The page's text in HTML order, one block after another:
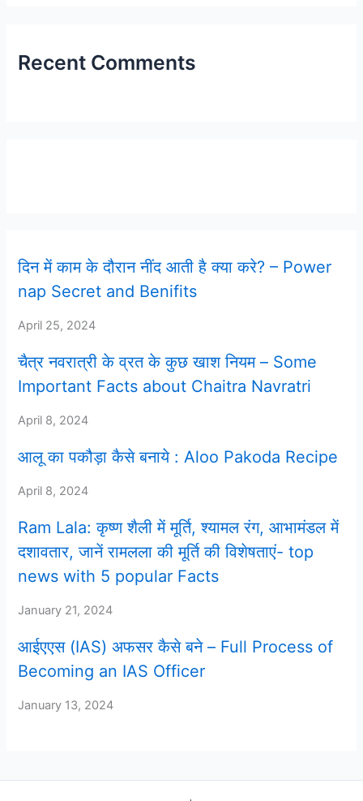
Recent Comments
दिन में काम के दौरान नींद आती है क्या करे? – Power
nap Secret and Benifits
April 25, 2024
चैत्र नवरात्री के व्रत के कुछ खाश नियम – Some
Important Facts about Chaitra Navratri
April 8, 2024
आलू का पकौड़ा कैसे बनाये : Aloo Pakoda Recipe
April 8, 2024
Ram Lala: कृष्ण शैली में मूर्ति, श्यामल रंग, आभामंडल में
दशावतार, जानें रामलला की मूर्ति की विशेषताएं- top
news with 5 popular Facts
January 21, 2024
आईएएस (IAS) अफसर कैसे बने – Full Process of
Becoming an IAS Officer
January 13, 2024